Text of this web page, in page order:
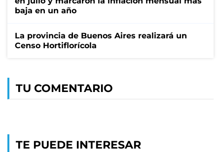
baja en un año
La provincia de Buenos Aires realizará un
Censo Hortiflorícola
TU COMENTARIO
TE PUEDE INTERESAR